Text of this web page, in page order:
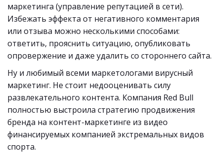
маркетинга (управление репутацией в сети).
Избежать эффекта от негативного комментария
или отзыва можно несколькими способами:
ответить, прояснить ситуацию, опубликовать
опровержение и даже удалить со стороннего сайта.
Ну и любимый всеми маркетологами вирусный
маркетинг. Не стоит недооценивать силу
развлекательного контента. Компания Red Bull
полностью выстроила стратегию продвижения
бренда на контент-маркетинге из видео
финансируемых компанией экстремальных видов
спорта.